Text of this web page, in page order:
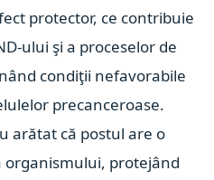
protector, ce contribuie
ului şi a proceselor de
condiţii nefavorabile
precanceroase.
arătat că postul are o
organismului, protejând